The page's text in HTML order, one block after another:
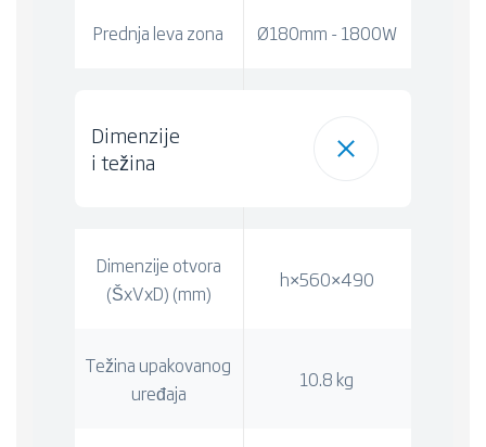
Prednja leva zona Ø180mm - 1800W
Dimenzije
i težina
Dimenzije otvora
(ŠxVxD) (mm)
h×560×490
Težina upakovanog
uređaja
10.8 kg